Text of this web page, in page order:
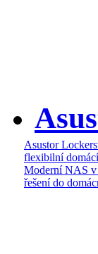
Asustor
flexibilní
Moderní NAS v
řešení do